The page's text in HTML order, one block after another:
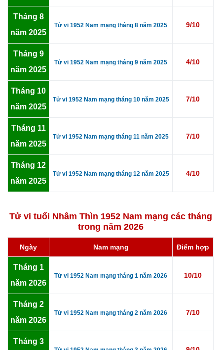
Tháng 8
năm 2025
Tử vi 1952 Nam mạng tháng 8 năm 2025 9/10
Tháng 9
năm 2025
Tử vi 1952 Nam mạng tháng 9 năm 2025 4/10
Tháng 10
năm 2025
Tử vi 1952 Nam mạng tháng 10 năm 2025 7/10
Tháng 11
năm 2025
Tử vi 1952 Nam mạng tháng 11 năm 2025 7/10
Tháng 12
năm 2025
Tử vi 1952 Nam mạng tháng 12 năm 2025 4/10
Tử vi tuổi Nhâm Thìn 1952 Nam mạng các tháng
trong năm 2026
Ngày Nam mạng Điểm hợp
Tháng 1
năm 2026
Tử vi 1952 Nam mạng tháng 1 năm 2026 10/10
Tháng 2
năm 2026
Tử vi 1952 Nam mạng tháng 2 năm 2026 7/10
Tháng 3